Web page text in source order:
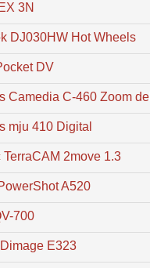
3N
DJ030HW Hot Wheels
DV
Camedia C-460 Zoom
mju 410 Digital
TerraCAM 2move 1.3
A520
700
E323